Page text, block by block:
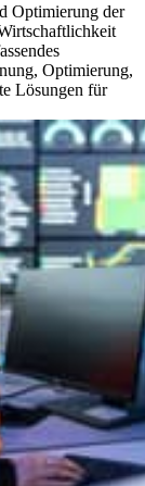
Optimierung der
Optimierung,
Lösungen für